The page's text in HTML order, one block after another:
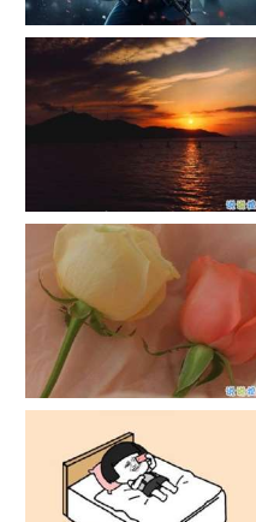
单目摄像头与双目摄像头
日出文案温柔句子 看日出的微
信说说配图
官宣恋爱的说说配图 官宣句子